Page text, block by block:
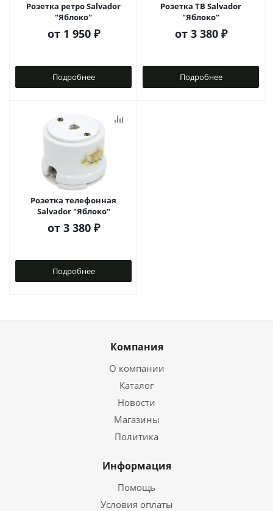
Розетка ретро Salvador
"Яблоко"
от 1 950 ₽
Подробнее
Розетка ТВ Salvador
"Яблоко"
от 3 380 ₽
Подробнее
Розетка телефонная
Salvador "Яблоко"
от 3 380 ₽
Подробнее
Компания
О компании
Каталог
Новости
Магазины
Политика
Информация
Помощь
Условия оплаты